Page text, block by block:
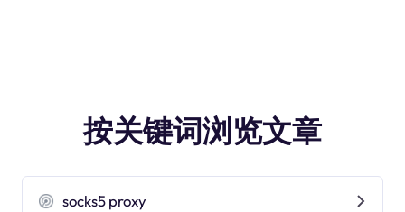
按关键词浏览文章
socks5 proxy